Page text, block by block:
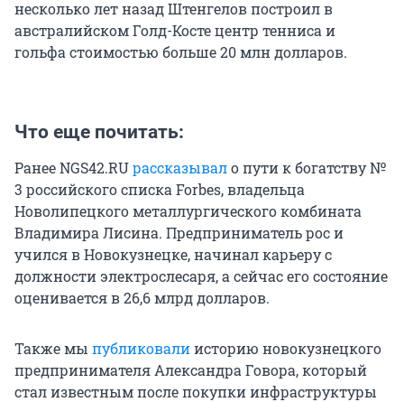
несколько лет назад Штенгелов построил в
австралийском Голд-Косте центр тенниса и
гольфа стоимостью больше 20 млн долларов.
Что еще почитать:
Ранее NGS42.RUрассказывало пути к богатству №
3 российского списка Forbes, владельца
Новолипецкого металлургического комбината
Владимира Лисина. Предприниматель рос и
учился в Новокузнецке, начинал карьеру с
должности электрослесаря, а сейчас его состояние
оценивается в 26,6 млрд долларов.
Также мы публиковалиисторию новокузнецкого
предпринимателя Александра Говора, который
стал известным после покупки инфраструктуры